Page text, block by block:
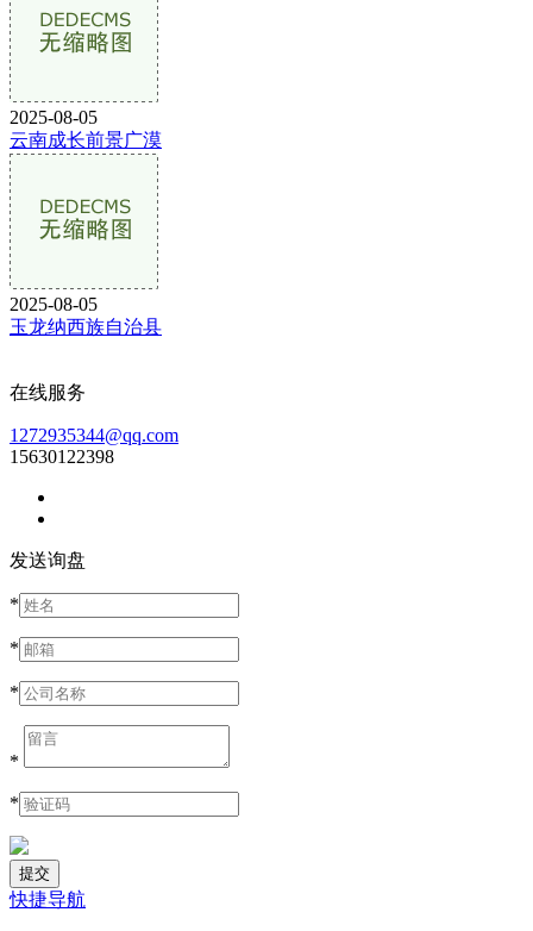
2025-08-05
云南成长前景广漠
2025-08-05
玉龙纳西族自治县
在线服务
1272935344@qq.com
15630122398
发送询盘
*
*
*
*
*
快捷导航